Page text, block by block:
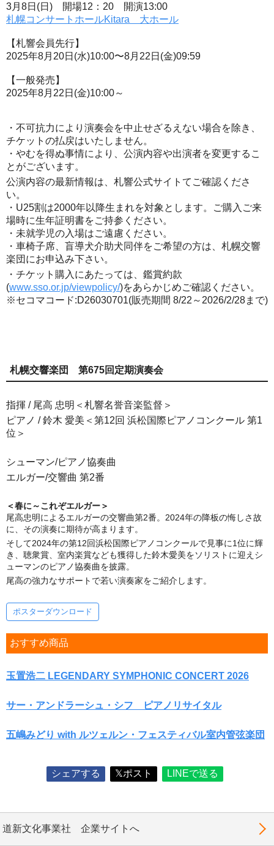
3月8日(日) 開場12：20 開演13:00
札幌コンサートホールKitara 大ホール
【札響会員先行】
2025年8月20日(水)10:00〜8月22日(金)09:59
【一般発売】
2025年8月22日(金)10:00～
・不可抗力により演奏会を中止せざるえない場合を除き、
チケットの払戻はいたしません。
・やむを得ぬ事情により、公演内容や出演者を変更するこ
とがございます。
公演内容の最新情報は、札響公式サイトてご確認くださ
い。
・U25割は2000年以降生まれを対象とします。ご購入ご来
場時に生年証明書をご持参ください。
・未就学児の入場はご遠慮ください。
・車椅子席、盲導犬介助犬同伴をご希望の方は、札幌交響
楽団にお申込み下さい。
・チケット購入にあたっては、鑑賞約款
(www.sso.or.jp/viewpolicy/)をあらかじめご確認ください。
※セコマコード:D26030701(販売期間 8/22～2026/2/28まで)
札幌交響楽団 第675回定期演奏会
指揮 / 尾高 忠明＜札響名誉音楽監督＞
ピアノ / 鈴木 愛美＜第12回 浜松国際ピアノコンクール 第1
位＞
シューマン/ピアノ協奏曲
エルガー/交響曲 第2番
＜春に～これぞエルガー＞
尾高忠明によるエルガーの交響曲第2番。2024年の降板の悔しさ故
に、その演奏に期待が高まります。
そして2024年の第12回浜松国際ピアノコンクールで見事に1位に輝
き、聴衆賞、室内楽賞なども獲得した鈴木愛美をソリストに迎えシ
ューマンのピアノ協奏曲を披露。
尾高の強力なサポートで若い演奏家をご紹介します。
ポスターダウンロード
おすすめ商品
玉置浩二 LEGENDARY SYMPHONIC CONCERT 2026
サー・アンドラーシュ・シフ ピアノリサイタル
五嶋みどり with ルツェルン・フェスティバル室内管弦楽団
シェアする 𝕏ポスト LINEで送る
道新文化事業社 企業サイトへ